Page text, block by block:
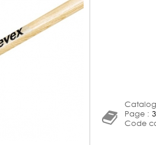
Page :
Code